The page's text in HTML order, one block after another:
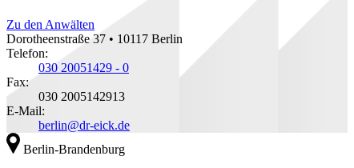
Zu den Anwälten
Dorotheenstraße 37 • 10117 Berlin
Telefon:
030 20051429 - 0
Fax:
030 2005142913
E-Mail:
berlin@dr-eick.de
Berlin-Brandenburg